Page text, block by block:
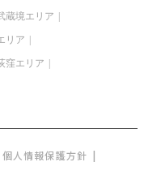
蔵境エリア
リア
窪エリア
個人情報保護方針